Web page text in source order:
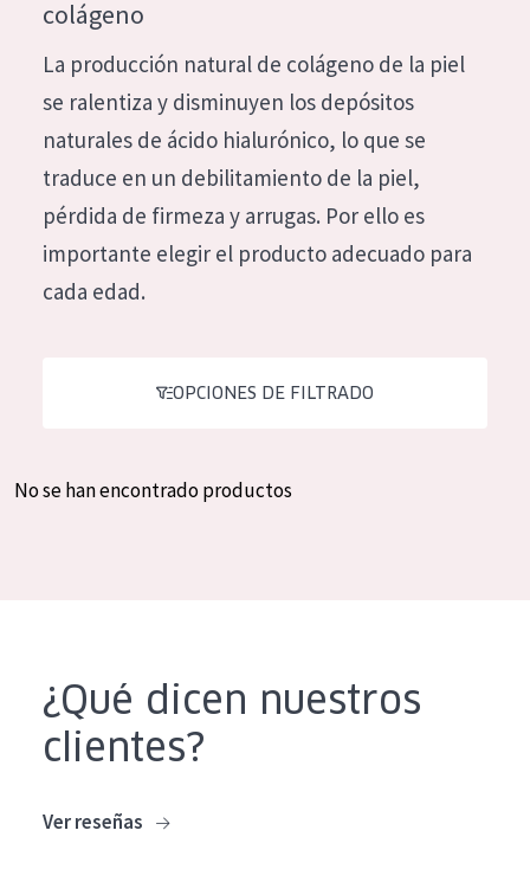
Hidratación y luminosidad
Reducción de arrugas
Regeneración
Piel menopáusica
TIPO DE PRODUCTO
Crema de ojos
Limpieza
Expert
TIPO DE PIEL
German
Spanish
colágeno
La producción natural de colágeno de la piel
se ralentiza y disminuyen los depósitos
naturales de ácido hialurónico, lo que se
traduce en un debilitamiento de la piel,
pérdida de firmeza y arrugas. Por ello es
importante elegir el producto adecuado para
cada edad.
OPCIONES DE FILTRADO
No se han encontrado productos
¿Qué dicen nuestros
clientes?
Ver reseñas